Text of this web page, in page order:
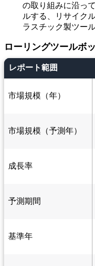
の取り組みに沿っ
ルする、リサイク
ラスチック製ツー
ローリングツールボ
レポート範囲
市場規模（年）
市場規模（予測年）
成長率
予測期間
基準年